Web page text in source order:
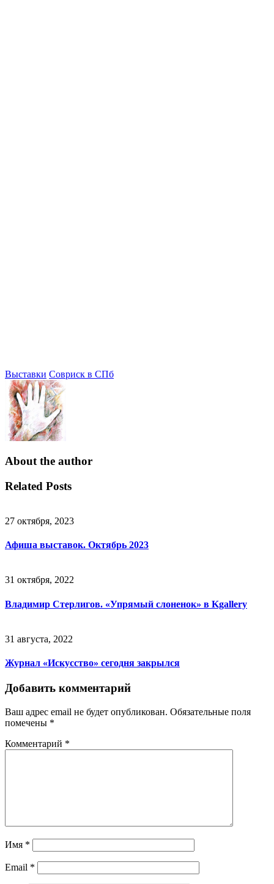
Выставки Совриск в СПб
About the author
Related Posts
27 октября, 2023
Афиша выставок. Октябрь 2023
31 октября, 2022
Владимир Стерлигов. «Упрямый слоненок» в Kgallery
31 августа, 2022
Журнал «Искусство» сегодня закрылся
Добавить комментарий
Ваш адрес email не будет опубликован. Обязательные поля
помечены *
Комментарий *
Имя *
Email *